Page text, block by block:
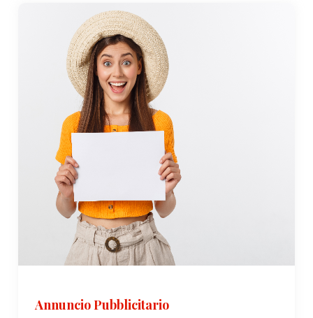
Annuncio Pubblicitario